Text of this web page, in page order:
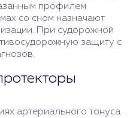
профилем
со сном назначают
При судорожной
защиту с
артериального тонуса